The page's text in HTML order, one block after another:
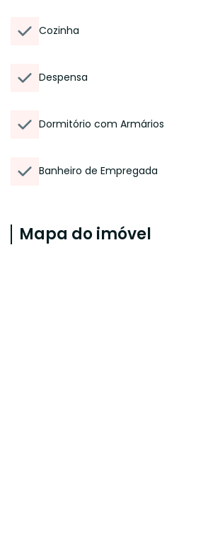
Cozinha
Despensa
Dormitório com Armários
Banheiro de Empregada
Mapa do imóvel